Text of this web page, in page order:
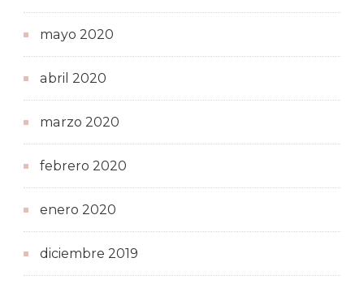
mayo 2020
abril 2020
marzo 2020
febrero 2020
enero 2020
diciembre 2019